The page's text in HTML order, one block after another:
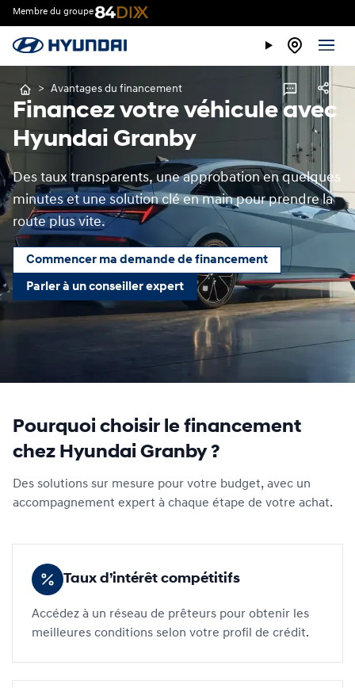
Membre du groupe
Financez votre véhicule avec
Hyundai Granby
Des taux transparents, une approbation en quelques
minutes et une solution clé en main pour prendre la
route plus vite.
Commencer ma demande de financement
Parler à un conseiller expert
> Avantages du financement
Pourquoi choisir le financement
chez Hyundai Granby ?
Des solutions sur mesure pour votre budget, avec un
accompagnement expert à chaque étape de votre achat.
Taux d’intérêt compétitifs
Accédez à un réseau de prêteurs pour obtenir les
meilleures conditions selon votre profil de crédit.